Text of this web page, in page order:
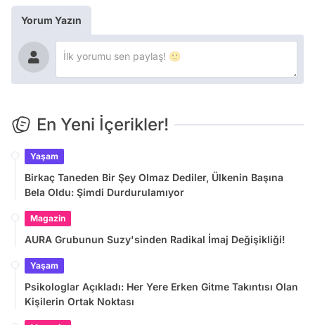
Yorum Yazın
En Yeni İçerikler!
Yaşam
Birkaç Taneden Bir Şey Olmaz Dediler, Ülkenin Başına
Bela Oldu: Şimdi Durdurulamıyor
Magazin
AURA Grubunun Suzy'sinden Radikal İmaj Değişikliği!
Yaşam
Psikologlar Açıkladı: Her Yere Erken Gitme Takıntısı Olan
Kişilerin Ortak Noktası